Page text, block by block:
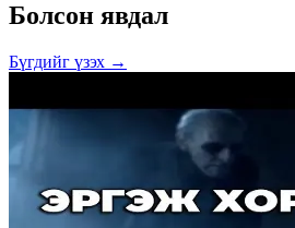
Болсон явдал
Бүгдийг үзэх →